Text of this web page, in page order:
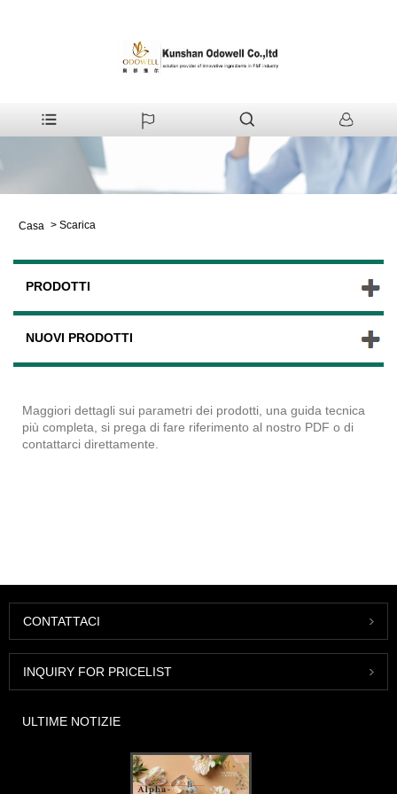
Casa > Scarica
PRODOTTI
NUOVI PRODOTTI
Maggiori dettagli sui parametri dei prodotti, una guida tecnica
più completa, si prega di fare riferimento al nostro PDF o di
contattarci direttamente.
CONTATTACI
INQUIRY FOR PRICELIST
ULTIME NOTIZIE